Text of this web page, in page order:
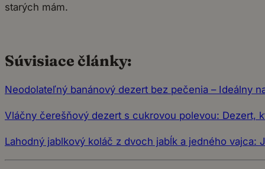
starých mám.
Súvisiace články:
Neodolateľný banánový dezert bez pečenia – Ideálny
Vláčny čerešňový dezert s cukrovou polevou: Dezert,
Lahodný jablkový koláč z dvoch jabĺk a jedného vajca: